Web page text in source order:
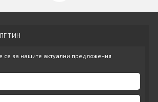
се за нашите актуални предложения